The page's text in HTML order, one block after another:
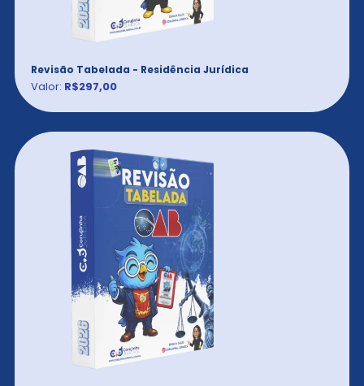
Revisão Tabelada - Residência Jurídica
Valor: R$297,00